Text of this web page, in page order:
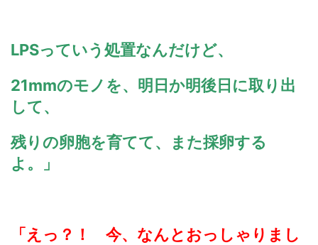
LPSっていう処置なんだけど、
21mmのモノを、明日か明後日に取り出
して、
残りの卵胞を育てて、また採卵する
よ。」
「えっ？！ 今、なんとおっしゃりまし